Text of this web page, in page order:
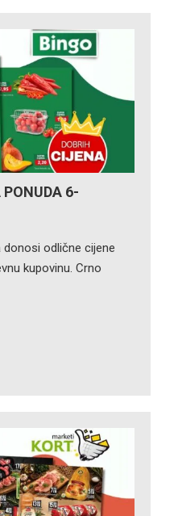
6-
donosi odlične cijene
kupovinu. Crno